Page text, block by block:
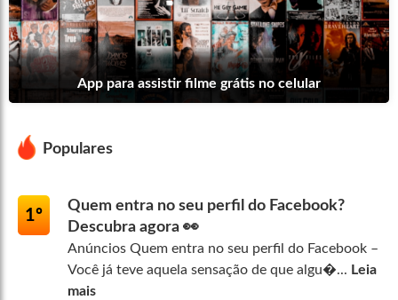
App para assistir filme grátis no celular
Populares
1º
Quem entra no seu perfil do Facebook?
Descubra agora 👀
Anúncios Quem entra no seu perfil do Facebook –
Você já teve aquela sensação de que algu�... Leia
mais